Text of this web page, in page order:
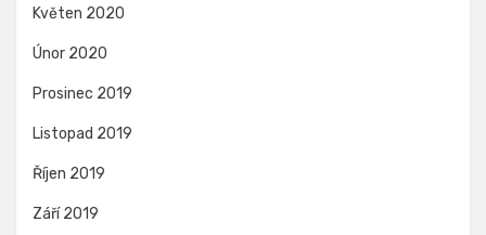
Květen 2020
Únor 2020
Prosinec 2019
Listopad 2019
Říjen 2019
Září 2019